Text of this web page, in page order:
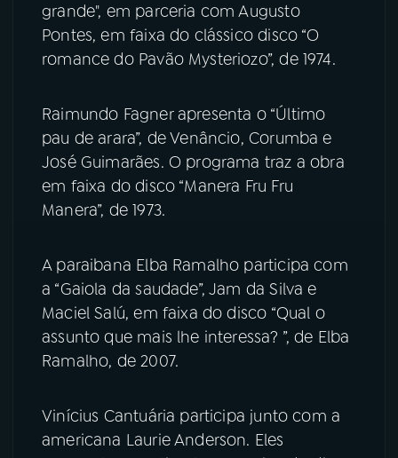
grande", em parceria com Augusto
Pontes, em faixa do clássico disco “O
romance do Pavão Mysteriozo”, de 1974.
Raimundo Fagner apresenta o “Último
pau de arara”, de Venâncio, Corumba e
José Guimarães. O programa traz a obra
em faixa do disco “Manera Fru Fru
Manera”, de 1973.
A paraibana Elba Ramalho participa com
a “Gaiola da saudade”, Jam da Silva e
Maciel Salú, em faixa do disco “Qual o
assunto que mais lhe interessa? ”, de Elba
Ramalho, de 2007.
Vinícius Cantuária participa junto com a
americana Laurie Anderson. Eles